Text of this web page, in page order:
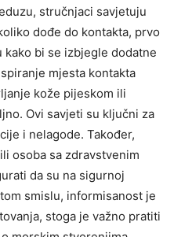
stručnjaci savjetuju
dođe do kontakta, prvo
bi se izbjegle dodatne
mjesta kontakta
kože pijeskom ili
Ovi savjeti su ključni za
i nelagode. Također,
osoba sa zdravstvenim
da su na sigurnoj
smislu, informisanost je
stoga je važno pratiti